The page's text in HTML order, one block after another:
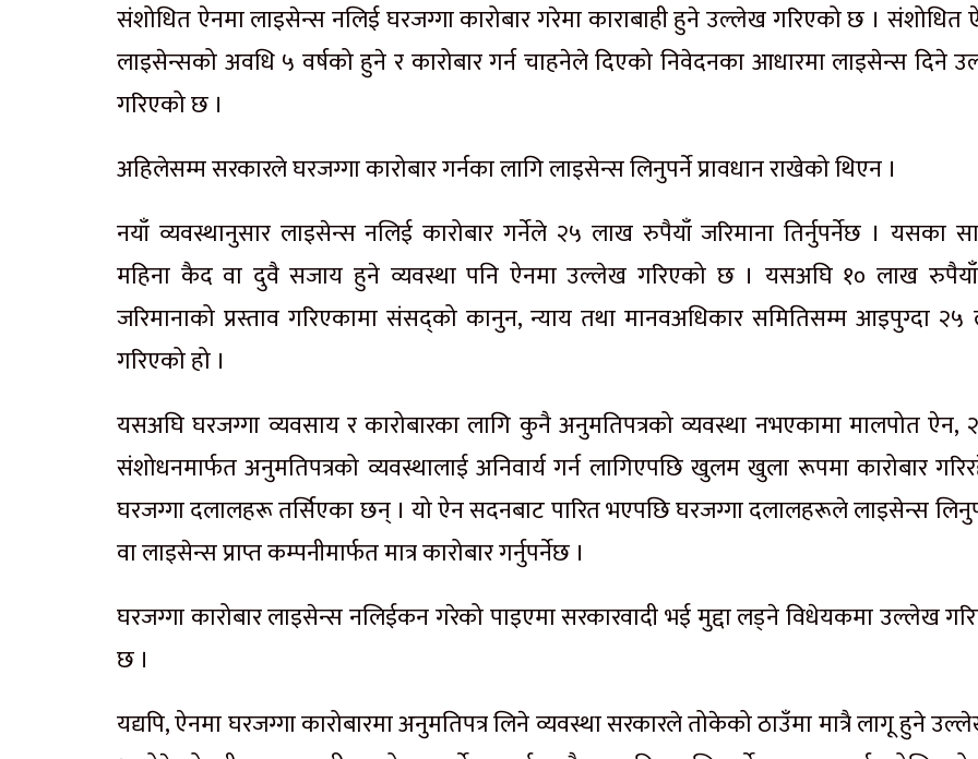
संशोधित ऐनमा लाइसेन्स नलिई घरजग्गा कारोबार गरेमा काराबाही हुने उल्लेख गरिएको छ । संशोधित
लाइसेन्सको अवधि ५ वर्षको हुने र कारोबार गर्न चाहनेले दिएको निवेदनका आधारमा लाइसेन्स दिने
गरिएको छ ।
अहिलेसम्म सरकारले घरजग्गा कारोबार गर्नका लागि लाइसेन्स लिनुपर्ने प्रावधान राखेको थिएन ।
नयाँ व्यवस्थानुसार लाइसेन्स नलिई कारोबार गर्नेले २५ लाख रुपैयाँ जरिमाना तिर्नुपर्नेछ । यसका
महिना कैद वा दुवै सजाय हुने व्यवस्था पनि ऐनमा उल्लेख गरिएको छ । यसअघि १० लाख
जरिमानाको प्रस्ताव गरिएकामा संसद्को कानुन, न्याय तथा मानवअधिकार समितिसम्म आइपुग्दा
गरिएको हो ।
यसअघि घरजग्गा व्यवसाय र कारोबारका लागि कुनै अनुमतिपत्रको व्यवस्था नभएकामा मालपोत ऐन,
संशोधनमार्फत अनुमतिपत्रको व्यवस्थालाई अनिवार्य गर्न लागिएपछि खुलम खुला रूपमा कारोबार
घरजग्गा दलालहरू तर्सिएका छन् । यो ऐन सदनबाट पारित भएपछि घरजग्गा दलालहरूले लाइसेन्स
वा लाइसेन्स प्राप्त कम्पनीमार्फत मात्र कारोबार गर्नुपर्नेछ ।
घरजग्गा कारोबार लाइसेन्स नलिईकन गरेको पाइएमा सरकारवादी भई मुद्दा लड्ने विधेयकमा उल्लेख
छ ।
यद्यपि, ऐनमा घरजग्गा कारोबारमा अनुमतिपत्र लिने व्यवस्था सरकारले तोकेको ठाउँमा मात्रै लागू हुने